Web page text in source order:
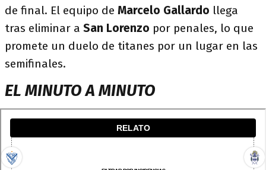
de final. El equipo de Marcelo Gallardo llega
tras eliminar a San Lorenzo por penales, lo que
promete un duelo de titanes por un lugar en las
semifinales.
EL MINUTO A MINUTO